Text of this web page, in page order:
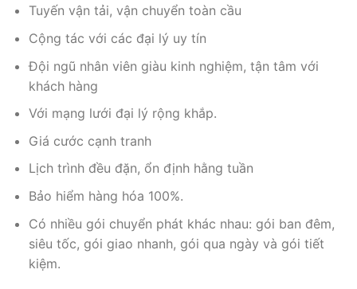
Tuyến vận tải, vận chuyển toàn cầu
Cộng tác với các đại lý uy tín
Đội ngũ nhân viên giàu kinh nghiệm, tận tâm với
khách hàng
Với mạng lưới đại lý rộng khắp.
Giá cước cạnh tranh
Lịch trình đều đặn, ổn định hằng tuần
Bảo hiểm hàng hóa 100%.
Có nhiều gói chuyển phát khác nhau: gói ban đêm,
siêu tốc, gói giao nhanh, gói qua ngày và gói tiết
kiệm.